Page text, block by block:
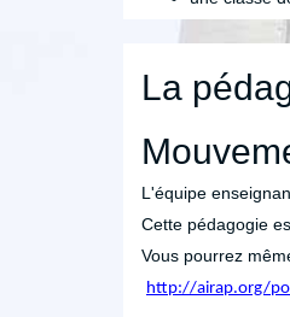
La
L'équipe
Cette pédagogie
Vous pourrez
http://airap.org/